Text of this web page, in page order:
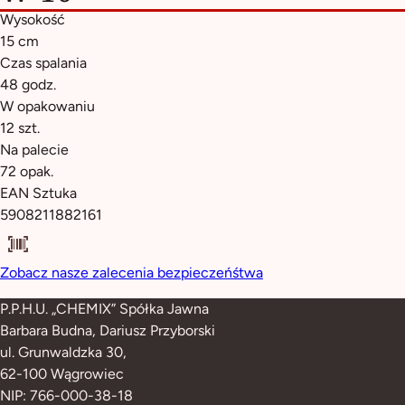
Wysokość
15 cm
Czas spalania
48 godz.
W opakowaniu
12 szt.
Na palecie
72 opak.
EAN Sztuka
5908211882161
Zobacz nasze zalecenia bezpieczeńśtwa
P.P.H.U. „CHEMIX” Spółka Jawna
Barbara Budna, Dariusz Przyborski
ul. Grunwaldzka 30,
62-100 Wągrowiec
NIP: 766-000-38-18